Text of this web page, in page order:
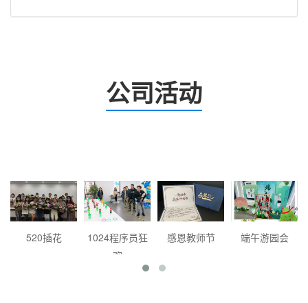
公司活动
520插花
1024程序员狂
欢
感恩教师节 端午游园会